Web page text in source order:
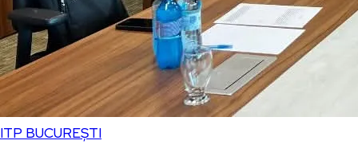
ITP BUCUREȘTI